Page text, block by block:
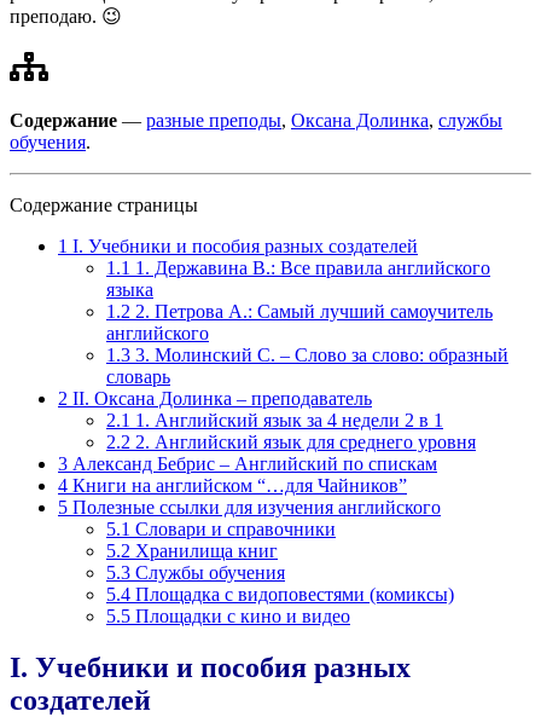
преподаю. 😉
Содержание — разные преподы, Оксана Долинка, службы
обучения.
Содержание страницы
1 I. Учебники и пособия разных создателей
1.1 1. Державина В.: Все правила английского
языка
1.2 2. Петрова А.: Самый лучший самоучитель
английского
1.3 3. Молинский С. – Слово за слово: образный
словарь
2 II. Оксана Долинка – преподаватель
2.1 1. Английский язык за 4 недели 2 в 1
2.2 2. Английский язык для среднего уровня
3 Александ Бебрис – Английский по спискам
4 Книги на английском “…для Чайников”
5 Полезные ссылки для изучения английского
5.1 Словари и справочники
5.2 Хранилища книг
5.3 Службы обучения
5.4 Площадка с видоповестями (комиксы)
5.5 Площадки с кино и видео
I. Учебники и пособия разных
создателей